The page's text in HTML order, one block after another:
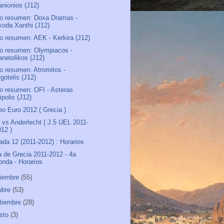
(J12)
resumen: Doxa Dramas -
Xanthi (J12)
resumen: AEK - Kerkira (J12)
resumen: Olympiacos -
(J12)
resumen: Atromitos -
(J12)
resumen: OFI - Asteras
(J12)
Euro 2012 ( Grecia )
vs Anderlecht ( J.5 UEL 2011-
)
12 (2011-2012) : Horarios
de Grecia 2011-2012 - 4a
- Horarios
(55)
(53)
(28)
(3)